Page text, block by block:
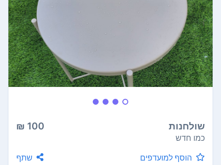
שולחנות 100 ₪
כמו חדש
הוסף למועדפים
שתף